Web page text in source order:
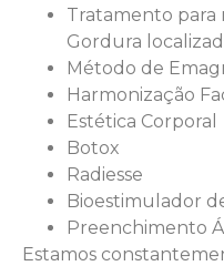
Tratamento para
Gordura
Método de
Harmonização
Estética Corporal
Botox
Radiesse
Bioestimulador
Preenchimento
Estamos